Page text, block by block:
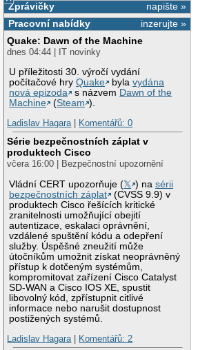
napište »
Zprávičky
inzerujte »
Pracovní nabídky
Quake: Dawn of the Machine
dnes 04:44 | IT novinky
U příležitosti 30. výročí vydání
počítačové hryQuake bylavydána
nová epizoda
s názvem Dawn of the
Machine
(Steam ).
Ladislav Hagara| Komentářů: 0
Série bezpečnostních záplat v
produktech Cisco
včera 16:00 | Bezpečnostní upozornění
Vládní CERT upozorňuje (𝕏 ) nasérii
bezpečnostních záplat
(CVSS 9.9) v
produktech Cisco řešících kritické
zranitelnosti umožňující obejití
autentizace, eskalaci oprávnění,
vzdálené spuštění kódu a odepření
služby. Úspěšné zneužití může
útočníkům umožnit získat neoprávněný
přístup k dotčeným systémům,
kompromitovat zařízení Cisco Catalyst
SD-WAN a Cisco IOS XE, spustit
libovolný kód, zpřístupnit citlivé
informace nebo narušit dostupnost
postižených systémů.
Ladislav Hagara| Komentářů: 2